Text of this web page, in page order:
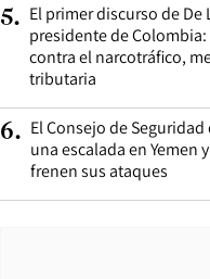
5. El primer discurso de De
presidente de
contra el narcotráfico,
tributaria
6. El Consejo de
una escalada en Yemen
frenen sus ataques